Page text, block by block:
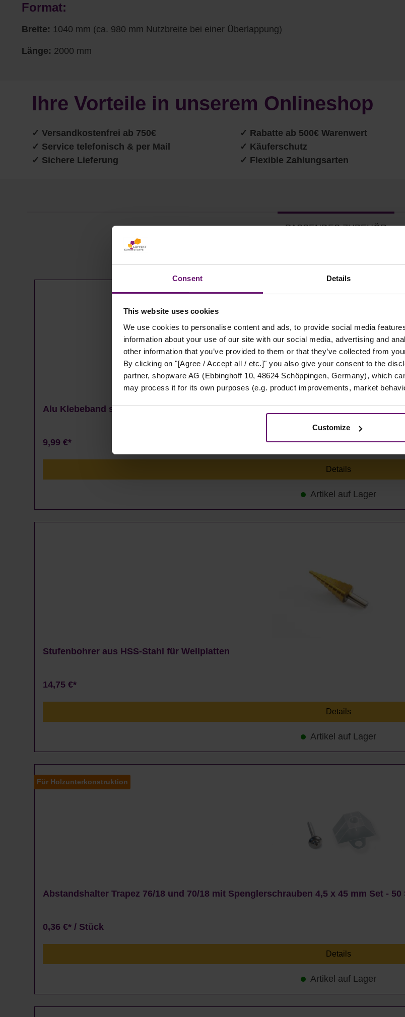
Consent Details
This website uses cookies
We use cookies to personalise content and ads, to provide social media
information about your use of our site with our social media, advertising and
other information that you’ve provided to them or that they’ve collected from
By clicking on "[Agree / Accept all / etc.]" you also give your consent to the
partner, shopware AG (Ebbinghoff 10, 48624 Schöppingen, Germany), which
may process it for its own purposes (e.g. product improvements, market
Customize
Format:
Breite: 1040 mm (ca. 980 mm Nutzbreite bei einer Überlappung)
Länge: 2000 mm
Ihre Vorteile in unserem Onlineshop
✓ Versandkostenfrei ab 750€
✓ Service telefonisch & per Mail
✓ Sichere Lieferung
✓ Rabatte ab 500€ Warenwert
✓ Käuferschutz
✓ Flexible Zahlungsarten
PASSENDES ZUBEHÖR
Alu Klebeband silber
9,99 €*
Details
Artikel auf Lager
Stufenbohrer aus HSS-Stahl für Wellplatten
14,75 €*
Details
Artikel auf Lager
Für Holzunterkonstruktion
Abstandshalter Trapez 76/18 und 70/18 mit Spenglerschrauben 4,5 x 45 mm Set - 50
0,36 €* / Stück
Details
Artikel auf Lager